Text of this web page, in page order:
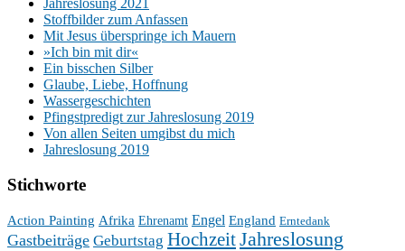
Jahreslosung 2021
Stoffbilder zum Anfassen
Mit Jesus überspringe ich Mauern
»Ich bin mit dir«
Ein bisschen Silber
Glaube, Liebe, Hoffnung
Wassergeschichten
Pfingstpredigt zur Jahreslosung 2019
Von allen Seiten umgibst du mich
Jahreslosung 2019
Stichworte
Action Painting Afrika Ehrenamt Engel England Erntedank
Gastbeiträge Geburtstag HochzeitJahreslosung